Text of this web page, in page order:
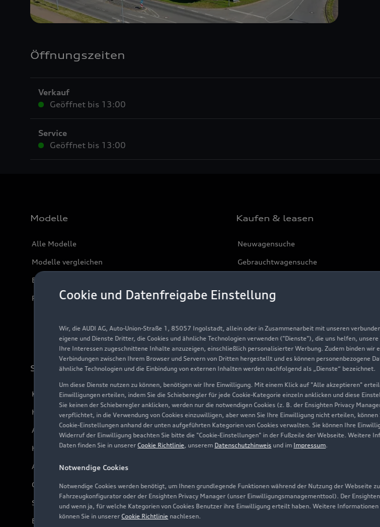
Cookie und Datenfreigabe Einstellung
Wir, die AUDI AG, Auto-Union-Straße 1, 85057 Ingolstadt, allein oder in Zusammenarbeit mit unseren
eigene und Dienste Dritter, die Cookies und ähnliche Technologien verwenden ("Dienste"), die uns helfen,
Ihre Interessen zugeschnittene Inhalte anzuzeigen, einschließlich personalisierter Werbung. Zudem binden
Verbindungen zwischen Ihrem Browser und Servern von Dritten hergestellt und es können personenbezogene
ähnliche Technologien und die Einbindung von externen Inhalten werden nachfolgend als „Dienste“ bezeichnet.
Um diese Dienste nutzen zu können, benötigen wir Ihre Einwilligung. Mit einem Klick auf "Alle akzeptieren"
Einwilligungen erteilen, indem Sie die Schieberegler für jede Cookie-Kategorie einzeln anklicken und diese
Sie keinen der Schieberegler anklicken, werden nur die notwendigen Cookies (z. B. der Ensighten Privacy
verpflichtet, in die Verwendung von Cookies einzuwilligen, aber wenn Sie Ihre Einwilligung nicht erteilen,
Cookie-Einstellungen anhand der unten aufgeführten Kategorien von Cookies verwalten. Sie können Ihre
Widerruf der Einwilligung beachten Sie bitte die "Cookie-Einstellungen" in der Fußzeile der Webseite. Weitere
Daten finden Sie in unsererCookie Richtlinie, unserem Datenschutzhinweis und im Impressum.
Notwendige Cookies
Notwendige Cookies werden benötigt, um Ihnen grundlegende Funktionen während der Nutzung der Webseite
Fahrzeugkonfigurator oder der Ensighten Privacy Manager (unser Einwilligungsmanagementtool). Der
und wenn ja, für welche Kategorien von Cookies Benutzer ihre Einwilligung erteilt haben. Weitere
können Sie in unsererCookie Richtlinie nachlesen.
Öffnungszeiten
Verkauf
Geöffnet bis 13:00
Service
Geöffnet bis 13:00
Modelle
Alle Modelle
Modelle vergleichen
Elektromodelle
Plug-in-Hybride
Kaufen & leasen
Neuwagensuche
Gebrauchtwagensuche
Finanzierung
Geschäftskunden
Support
Kundenservice
Händlersuche
Audi Code
Häufige Fragen (FAQ)
Audi Online Beratung
Online-Terminvereinbarung
Servicekontakt
Bordbuch & Bedienungsanleitungen
Über Audi
Unternehmen
Karriere
Investor Relations
Presse & Media Center
Audi erleben
Newsletter